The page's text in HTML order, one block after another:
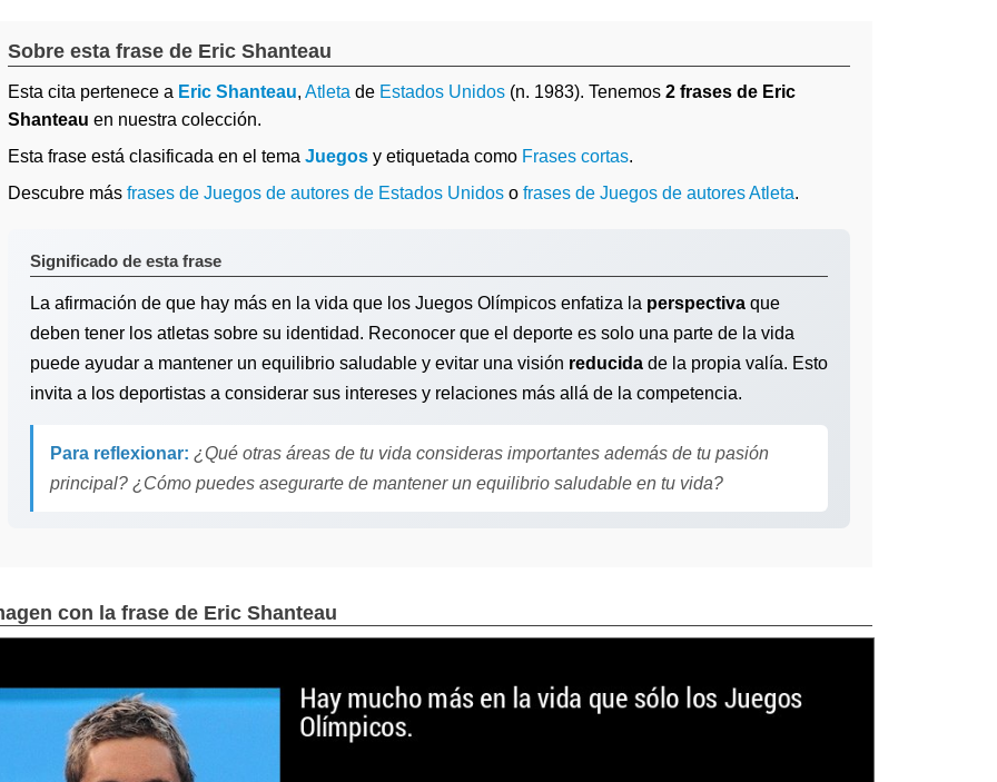
Sobre esta frase de Eric Shanteau
Esta cita pertenece a Eric Shanteau, Atleta de Estados Unidos (n. 1983). Tenemos 2 frases de Eric
Shanteau en nuestra colección.
Esta frase está clasificada en el tema Juegos y etiquetada como Frases cortas.
Descubre más frases de Juegos de autores de Estados Unidos o frases de Juegos de autores Atleta.
Significado de esta frase
La afirmación de que hay más en la vida que los Juegos Olímpicos enfatiza la perspectiva que
deben tener los atletas sobre su identidad. Reconocer que el deporte es solo una parte de la vida
puede ayudar a mantener un equilibrio saludable y evitar una visión reducida de la propia valía. Esto
invita a los deportistas a considerar sus intereses y relaciones más allá de la competencia.
Para reflexionar: ¿Qué otras áreas de tu vida consideras importantes además de tu pasión
principal? ¿Cómo puedes asegurarte de mantener un equilibrio saludable en tu vida?
con la frase de Eric Shanteau